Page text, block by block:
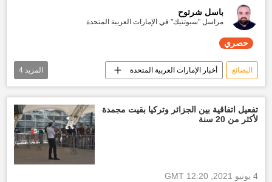
باسل شرتوح
مراسل "سبوتنيك" في الإمارات العربية المتحدة
حصري
البضائع أخبار الإمارات العربية المتحدة
الشارقة استثمار درون
تقارير سبوتنيك حصري
المزيد 4
تفعيل اتفاقية بين الجزائر وتركيا بقيت مجمدة
لأكثر من 20 سنة
4 يونيو 2021, 12:20 GMT